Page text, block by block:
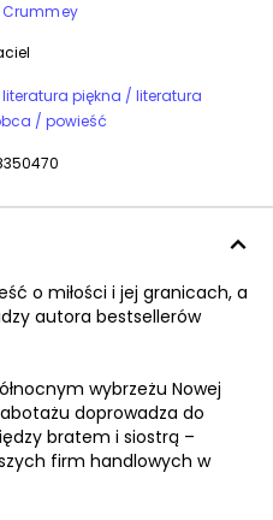
piękna / literatura
piękna obca / powieść
o miłości i jej granicach, a
autora bestsellerów
wybrzeżu Nowej
doprowadza do
bratem i siostrą –
firm handlowych w